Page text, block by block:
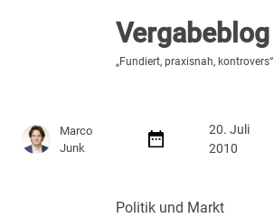
Vergabeblog
„Fundiert, praxisnah, kontrovers“
Vergabeblog
„Fundiert, praxisnah, kontrovers“
Marco
Junk
20. Juli
2010
Politik und Markt